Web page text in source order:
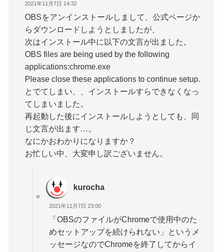
2021年11月7日 14:32
OBSをアンインストールしまして、公式ページか
らダウンロードしようとしましたが、
次はインストール中に以下の文言が出ました。
OBS files are being used by the following
applications:chrome.exe
Please close these applications to continue setup.
とでてしまい、、インストールすらできなくなっ
てしまいました。
再起動した後にインストールしようとしても、同
じ文言が出ます…。
なにかおわかりになりますか？
お忙しい中、大変申し訳ございません。
kurocha
2021年11月7日 23:00
「OBSのファイルがChromeで使用中のた
めセットアップを続けられない」というメ
ッセージなのでChromeを終了してからイ